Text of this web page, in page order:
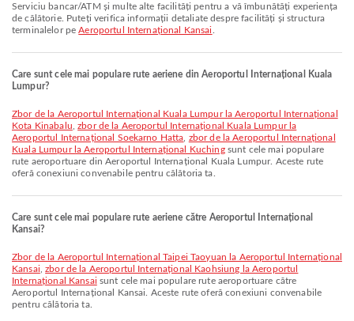
Serviciu bancar/ATM și multe alte facilități pentru a vă îmbunătăți experiența
de călătorie. Puteți verifica informații detaliate despre facilități și structura
terminalelor peAeroportul Internațional Kansai
Care sunt cele mai populare rute aeriene din Aeroportul Internațional Kuala
Lumpur?
zbor de la Aeroportul Internațional Kuala Lumpur la Aeroportul Internațional
Kota Kinabalu ,zbor de la Aeroportul Internațional Kuala Lumpur la
Aeroportul Internațional Soekarno Hatta zbor de la Aeroportul Internațional
Kuala Lumpur la Aeroportul Internațional Kuchingsunt cele mai populare
rute aeroportuare din Aeroportul Internațional Kuala Lumpur. Aceste rute
oferă conexiuni convenabile pentru călătoria ta.
Care sunt cele mai populare rute aeriene către Aeroportul Internațional
Kansai?
zbor de la Aeroportul Internațional Taipei Taoyuan la Aeroportul Internațional
Kansai ,zbor de la Aeroportul Internațional Kaohsiung la Aeroportul
Internațional Kansai sunt cele mai populare rute aeroportuare către
Aeroportul Internațional Kansai. Aceste rute oferă conexiuni convenabile
pentru călătoria ta.